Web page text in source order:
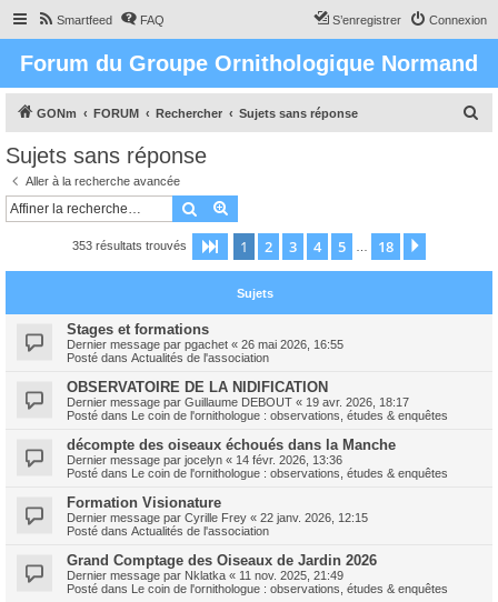
Smartfeed FAQ Connexion
S’enregistrer
Forum du Groupe Ornithologique Normand
GONm FORUM Rechercher Sujets sans réponse
c
Sujets sans réponse
Aller à la recherche avancée
Rechercher
353 résultats trouvés Page 1sur18
1 2 3 4 5 18
Sujets
Stages et formations
Dernier message par pgachet « 26 mai 2026, 16:55
Posté dans Actualités de l'association
OBSERVATOIRE DE LA NIDIFICATION
Dernier message par Guillaume DEBOUT « 19 avr. 2026, 18:17
Posté dans Le coin de l'ornithologue : observations, études & enquêtes
décompte des oiseaux échoués dans la Manche
Dernier message par jocelyn « 14 févr. 2026, 13:36
Posté dans Le coin de l'ornithologue : observations, études & enquêtes
Formation Visionature
Dernier message par Cyrille Frey « 22 janv. 2026, 12:15
Posté dans Actualités de l'association
Grand Comptage des Oiseaux de Jardin 2026
Dernier message par Nklatka « 11 nov. 2025, 21:49
Posté dans Le coin de l'ornithologue : observations, études & enquêtes